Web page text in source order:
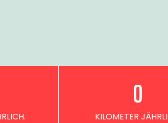
KILOMETER
0